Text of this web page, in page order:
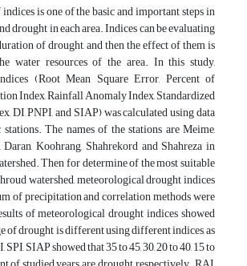
is one of the basic and important steps in
drought in each area. Indices can be evaluating
of drought, and then the effect of them is
water resources of the area. In this study,
(Root Mean Square Error, Percent of
Index, Rainfall Anomaly Index, Standardized
DI, PNPI, and SIAP) was calculated using data
The names of the stations are Meime,
Daran, Koohrang, Shahrekord and Shahreza in
Then for determine of the most suitable
watershed, meteorological drought indices
of precipitation and correlation methods were
of meteorological drought indices showed
of drought is different using different indices, as
SIAP showed that 35 to 45, 30, 20 to 40, 15 to